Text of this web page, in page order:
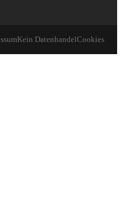
Kein DatenhandelCookies